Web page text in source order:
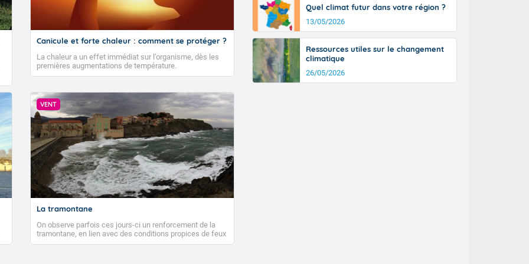
Canicule et forte chaleur : comment se protéger ?
La chaleur a un effet immédiat sur l’organisme, dès les
premières augmentations de température.
VENT
La tramontane
On observe parfois ces jours-ci un renforcement de la
tramontane, en lien avec des conditions propices de feux
de forêt. Mais qu'est-ce que la tramontane ? Quelles sont
Quel climat futur dans votre région ?
13/05/2026
Ressources utiles sur le changement
climatique
26/05/2026